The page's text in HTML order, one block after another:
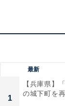
ラッキーポ
ードゲーム
最新
1
【兵庫県】
の城下町を